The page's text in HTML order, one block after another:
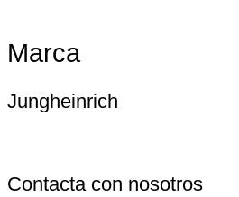
Marca
Jungheinrich
Contacta con nosotros